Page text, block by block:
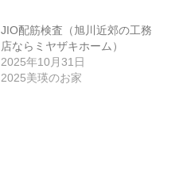
JIO配筋検査（旭川近郊の工務
店ならミヤザキホーム）
2025年10月31日
2025美瑛のお家